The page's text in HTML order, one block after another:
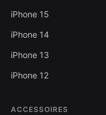
iPhone 15
iPhone 14
iPhone 13
iPhone 12
ACCESSOIRES